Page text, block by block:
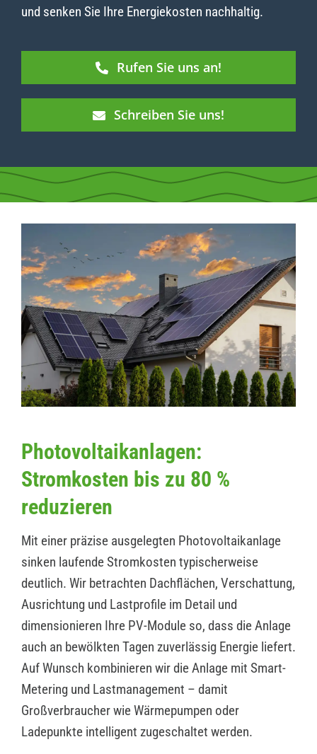
und senken Sie Ihre Energiekosten nachhaltig.
Rufen Sie uns an!
Schreiben Sie uns!
Photovoltaikanlagen:
Stromkosten bis zu 80 %
reduzieren
Mit einer präzise ausgelegten Photovoltaikanlage
sinken laufende Stromkosten typischerweise
deutlich. Wir betrachten Dachflächen, Verschattung,
Ausrichtung und Lastprofile im Detail und
dimensionieren Ihre PV-Module so, dass die Anlage
auch an bewölkten Tagen zuverlässig Energie liefert.
Auf Wunsch kombinieren wir die Anlage mit Smart-
Metering und Lastmanagement – damit
Großverbraucher wie Wärmepumpen oder
Ladepunkte intelligent zugeschaltet werden.